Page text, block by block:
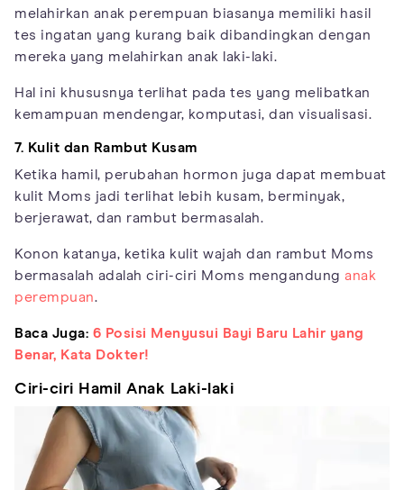
melahirkan anak perempuan biasanya memiliki hasil
tes ingatan yang kurang baik dibandingkan dengan
mereka yang melahirkan anak laki-laki.
Hal ini khususnya terlihat pada tes yang melibatkan
kemampuan mendengar, komputasi, dan visualisasi.
7. Kulit dan Rambut Kusam
Ketika hamil, perubahan hormon juga dapat membuat
kulit Moms jadi terlihat lebih kusam, berminyak,
berjerawat, dan rambut bermasalah.
Konon katanya, ketika kulit wajah dan rambut Moms
bermasalah adalah ciri-ciri Moms mengandung anak
perempuan.
Baca Juga: 6 Posisi Menyusui Bayi Baru Lahir yang
Benar, Kata Dokter!
Ciri-ciri Hamil Anak Laki-laki